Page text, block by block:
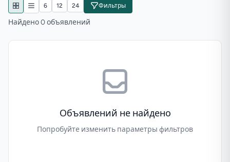
6 12 24 Фильтры
Найдено 0 объявлений
Объявлений не найдено
Попробуйте изменить параметры фильтров